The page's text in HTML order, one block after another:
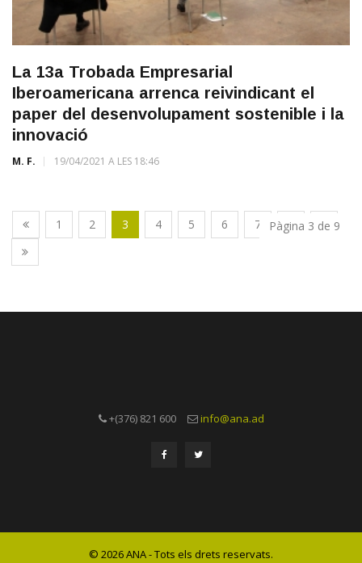
La 13a Trobada Empresarial
Iberoamericana arrenca reivindicant el
paper del desenvolupament sostenible i la
innovació
M. F. 19/04/2021 A LES 18:46
1 2 3 4 5 6 7 8 9
Pàgina 3 de 9
+(376) 821 600 info@ana.ad
© 2026 ANA - Tots els drets reservats.